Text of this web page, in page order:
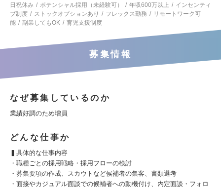
日祝休み
ポテンシャル採用（未経験可） 年収600万以上
インセンティ
ブ制度
ストックオプションあり フレックス勤務
リモートワーク可
能
副業してもOK 育児支援制度
募集情報
なぜ募集しているのか
業績好調のため増員
どんな仕事か
▍具体的な仕事内容
・職種ごとの採用戦略・採用フローの検討
・募集要項の作成、スカウトなど候補者の集客、書類選考
・面接やカジュアル面談での候補者への動機付け、内定面談・フォロ